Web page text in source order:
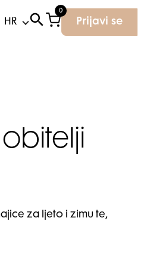
0
Prijavi se
za ljeto i zimu te,